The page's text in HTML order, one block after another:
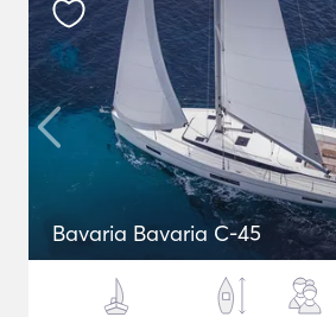
Bavaria Bavaria C-45